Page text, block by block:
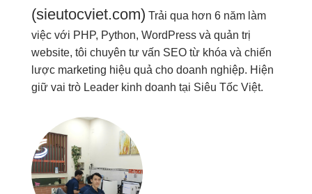
(sieutocviet.com) Trải qua hơn 6 năm làm
việc với PHP, Python, WordPress và quản trị
website, tôi chuyên tư vấn SEO từ khóa và chiến
lược marketing hiệu quả cho doanh nghiệp. Hiện
giữ vai trò Leader kinh doanh tại Siêu Tốc Việt.